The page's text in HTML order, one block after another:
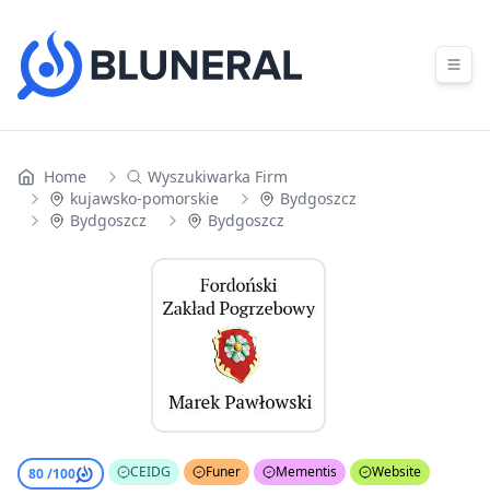
Home
Wyszukiwarka Firm
kujawsko-pomorskie
Bydgoszcz
Bydgoszcz
Bydgoszcz
80 /100 CEIDG Funer Mementis Website